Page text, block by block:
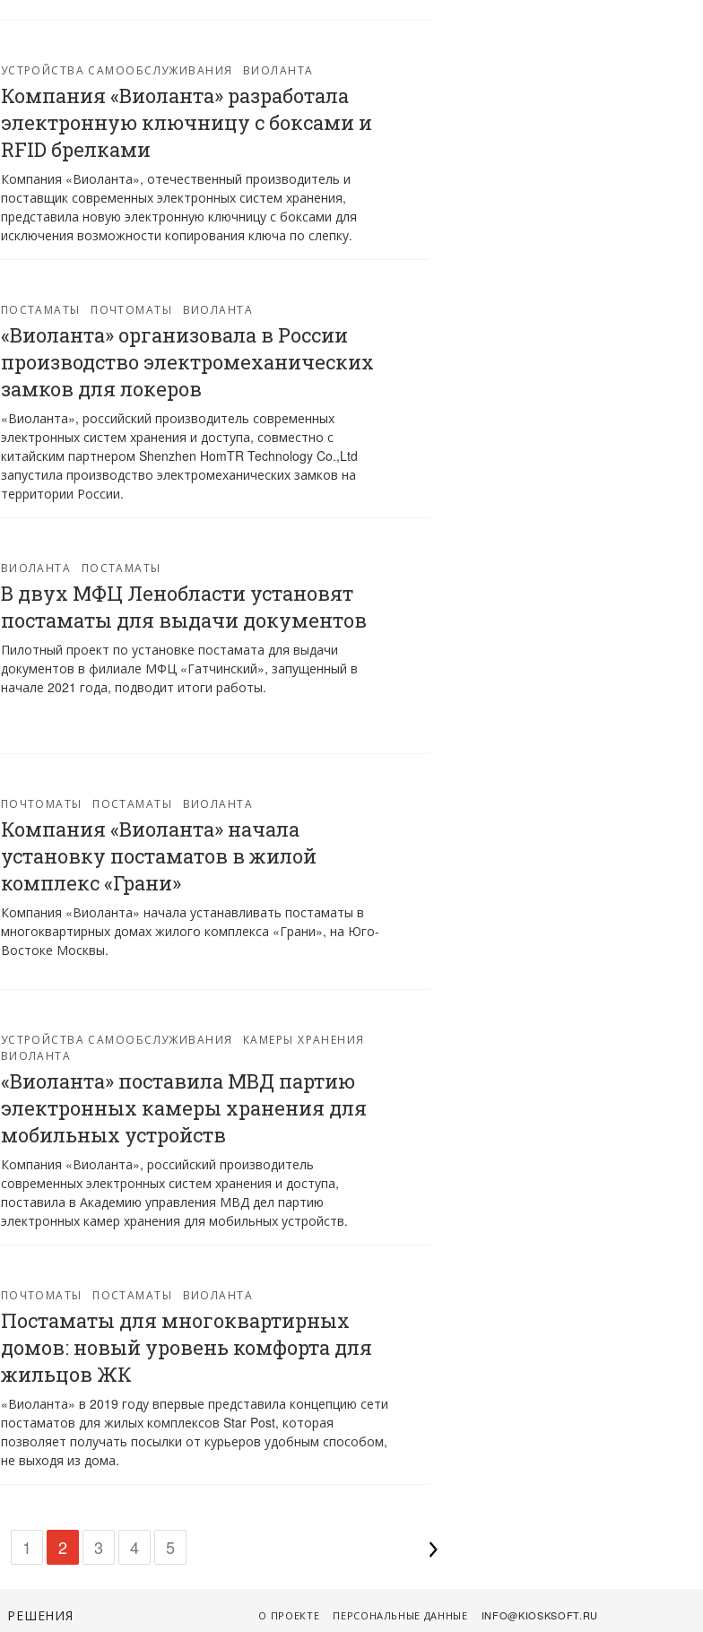
УСТРОЙСТВА САМООБСЛУЖИВАНИЯ ВИОЛАНТА
Компания «Виоланта» разработала
электронную ключницу с боксами и
RFID брелками
Компания «Виоланта», отечественный производитель и
поставщик современных электронных систем хранения,
представила новую электронную ключницу с боксами для
исключения возможности копирования ключа по слепку.
ПОСТАМАТЫ ПОЧТОМАТЫ ВИОЛАНТА
«Виоланта» организовала в России
производство электромеханических
замков для локеров
«Виоланта», российский производитель современных
электронных систем хранения и доступа, совместно с
китайским партнером Shenzhen HomTR Technology Co.,Ltd
запустила производство электромеханических замков на
территории России.
ВИОЛАНТА ПОСТАМАТЫ
В двух МФЦ Ленобласти установят
постаматы для выдачи документов
Пилотный проект по установке постамата для выдачи
документов в филиале МФЦ «Гатчинский», запущенный в
начале 2021 года, подводит итоги работы.
ПОЧТОМАТЫ ПОСТАМАТЫ ВИОЛАНТА
Компания «Виоланта» начала
установку постаматов в жилой
комплекс «Грани»
Компания «Виоланта» начала устанавливать постаматы в
многоквартирных домах жилого комплекса «Грани», на Юго-
Востоке Москвы.
УСТРОЙСТВА САМООБСЛУЖИВАНИЯ
КАМЕРЫ ХРАНЕНИЯ
ВИОЛАНТА
«Виоланта» поставила МВД партию
электронных камеры хранения для
мобильных устройств
Компания «Виоланта», российский производитель
современных электронных систем хранения и доступа,
поставила в Академию управления МВД дел партию
электронных камер хранения для мобильных устройств.
ПОЧТОМАТЫ ПОСТАМАТЫ ВИОЛАНТА
Постаматы для многоквартирных
домов: новый уровень комфорта для
жильцов ЖК
«Виоланта» в 2019 году впервые представила концепцию сети
постаматов для жилых комплексов Star Post, которая
позволяет получать посылки от курьеров удобным способом,
не выходя из дома.
1 2 3 4 5
О ПРОЕКТЕ ПЕРСОНАЛЬНЫЕ ДАННЫЕ INFO@KIOSKSOFT.RU
РЕШЕНИЯ